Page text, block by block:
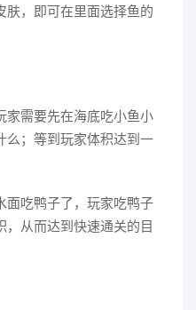
肤，即可在里面选择鱼的
家需要先在海底吃小鱼小
么；等到玩家体积达到一
面吃鸭子了，玩家吃鸭子
，从而达到快速通关的目